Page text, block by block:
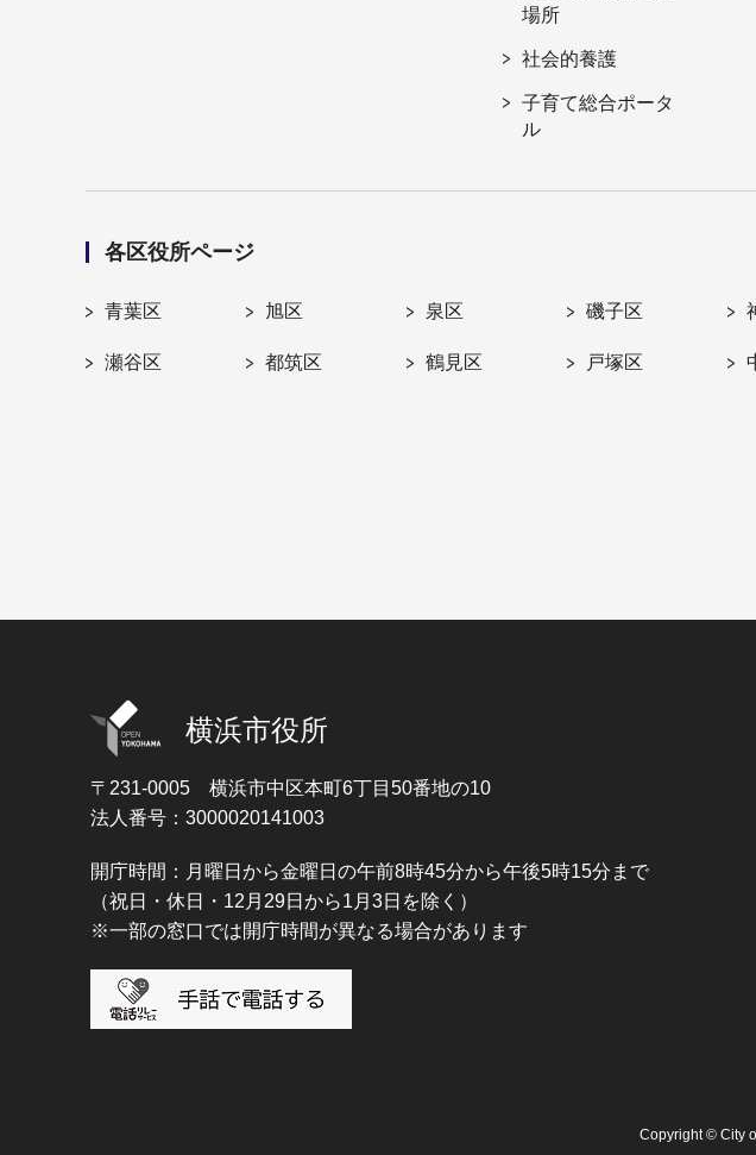
場所
社会的養護
子育て総合ポータ
ル
各区役所ページ
青葉区 旭区 泉区 磯子区
瀬谷区 都筑区 鶴見区 戸塚区
横浜市役所
〒231-0005 横浜市中区本町6丁目50番地の10
法人番号：3000020141003
開庁時間：月曜日から金曜日の午前8時45分から午後5時15分まで
（祝日・休日・12月29日から1月3日を除く）
※一部の窓口では開庁時間が異なる場合があります
Copyright © City